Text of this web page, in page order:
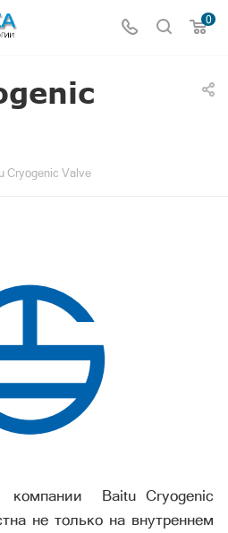
0
Cryogenic Valve
компании Baitu Cryogenic
не только на внутреннем